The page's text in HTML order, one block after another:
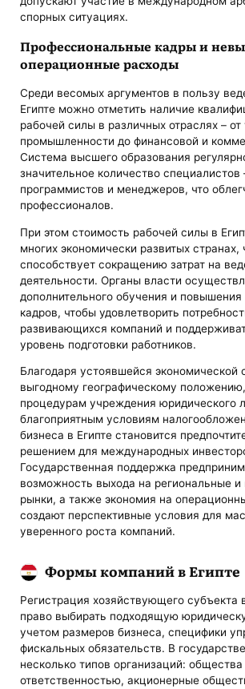
спорных ситуациях.
Профессиональные кадры и
операционные расходы
Среди весомых аргументов в пользу
Египте можно отметить наличие
рабочей силы в различных отраслях – от
промышленности до финансовой и
Система высшего образования
значительное количество
программистов и менеджеров, что
профессионалов.
При этом стоимость рабочей силы в
многих экономически развитых странах,
способствует сокращению затрат на
деятельности. Органы власти
дополнительного обучения и
кадров, чтобы удовлетворить
развивающихся компаний и
уровень подготовки работников.
Благодаря устоявшейся экономической
выгодному географическому
процедурам учреждения юридического
благоприятным условиям
бизнеса в Египте становится
решением для международных
Государственная поддержка
возможность выхода на региональные и
рынки, а также экономия на
создают перспективные условия для
уверенного роста компаний.
Формы компаний в Египте
Регистрация хозяйствующего субъекта
право выбирать подходящую
учетом размеров бизнеса, специфики
фискальных обязательств. В
несколько типов организаций:
ответственностью, акционерные